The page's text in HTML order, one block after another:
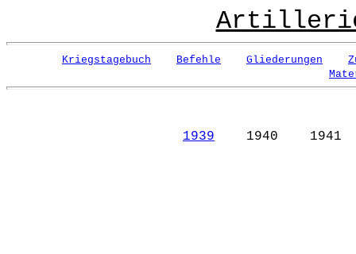
Kriegstagebuch Befehle Gliederungen
1939 1940 1941